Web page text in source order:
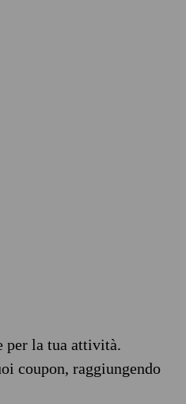
per la tua attività.
coupon, raggiungendo